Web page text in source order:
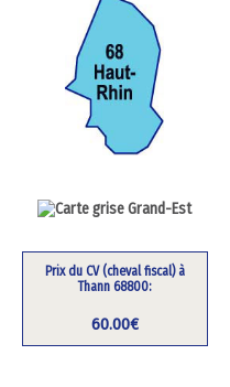
Prix du CV (cheval fiscal) à
Thann 68800:
60.00€